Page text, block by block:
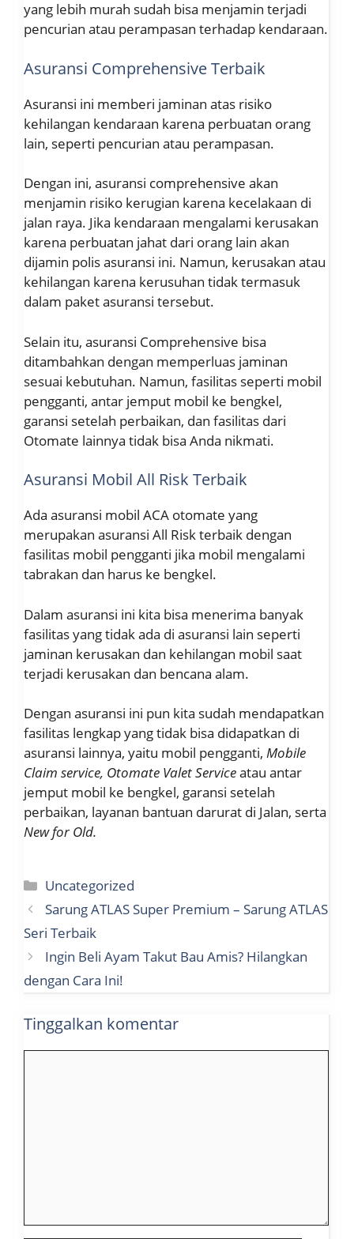
yang lebih murah sudah bisa menjamin terjadi
pencurian atau perampasan terhadap kendaraan.
Asuransi Comprehensive Terbaik
Asuransi ini memberi jaminan atas risiko
kehilangan kendaraan karena perbuatan orang
lain, seperti pencurian atau perampasan.
Dengan ini, asuransi comprehensive akan
menjamin risiko kerugian karena kecelakaan di
jalan raya. Jika kendaraan mengalami kerusakan
karena perbuatan jahat dari orang lain akan
dijamin polis asuransi ini. Namun, kerusakan atau
kehilangan karena kerusuhan tidak termasuk
dalam paket asuransi tersebut.
Selain itu, asuransi Comprehensive bisa
ditambahkan dengan memperluas jaminan
sesuai kebutuhan. Namun, fasilitas seperti mobil
pengganti, antar jemput mobil ke bengkel,
garansi setelah perbaikan, dan fasilitas dari
Otomate lainnya tidak bisa Anda nikmati.
Asuransi Mobil All Risk Terbaik
Ada asuransi mobil ACA otomate yang
merupakan asuransi All Risk terbaik dengan
fasilitas mobil pengganti jika mobil mengalami
tabrakan dan harus ke bengkel.
Dalam asuransi ini kita bisa menerima banyak
fasilitas yang tidak ada di asuransi lain seperti
jaminan kerusakan dan kehilangan mobil saat
terjadi kerusakan dan bencana alam.
Dengan asuransi ini pun kita sudah mendapatkan
fasilitas lengkap yang tidak bisa didapatkan di
asuransi lainnya, yaitu mobil pengganti, Mobile
Claim service, Otomate Valet Serviceatau antar
jemput mobil ke bengkel, garansi setelah
perbaikan, layanan bantuan darurat di Jalan, serta
New for Old.
Kategori
Uncategorized
Sarung ATLAS Super Premium – Sarung ATLAS
Seri Terbaik
Ingin Beli Ayam Takut Bau Amis? Hilangkan
dengan Cara Ini!
Tinggalkan komentar